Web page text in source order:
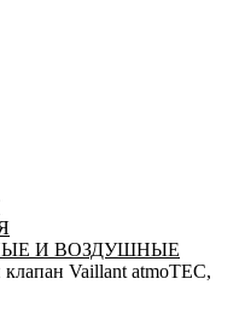
И ВОЗДУШНЫЕ
Vaillant atmoTEC,